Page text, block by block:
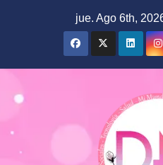
jue. Ago 6th,